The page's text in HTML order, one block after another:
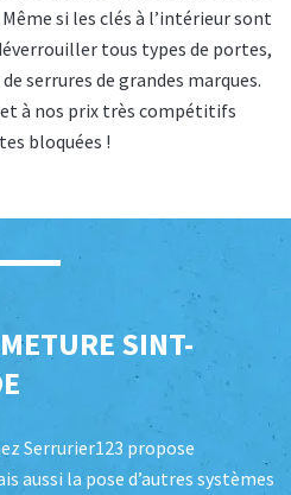
si les clés à l’intérieur sont
tous types de portes,
serrures de grandes marques.
à nos prix très compétitifs
bloquées !
SINT-
Serrurier123 propose
aussi la pose d’autres systèmes